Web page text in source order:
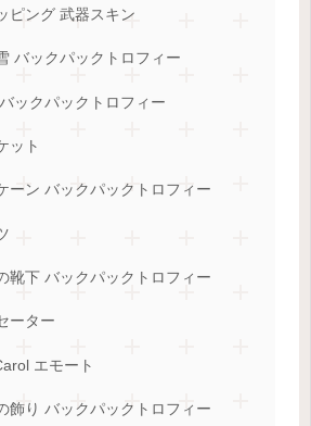
ピング 武器スキン
バックパックトロフィー
ックパックトロフィー
ット
ーン バックパックトロフィー
靴下 バックパックトロフィー
ーター
エモート
飾り バックパックトロフィー